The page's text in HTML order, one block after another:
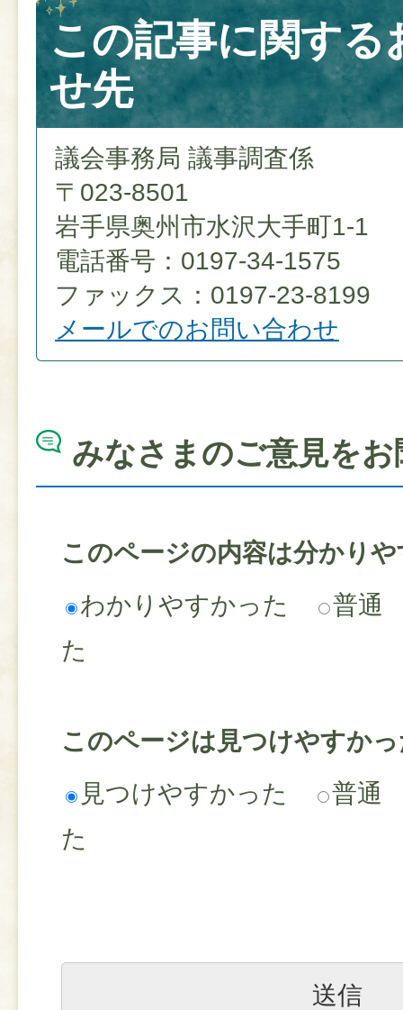
この記事に関する
せ先
議会事務局 議事調査係
〒023-8501
岩手県奥州市水沢大手町1-1
電話番号：0197-34-1575
ファックス：0197-23-8199
メールでのお問い合わせ
みなさまのご意見を
このページの内容は分かり
わかりやすかった
普通
た
このページは見つけやすか
見つけやすかった
普通
た